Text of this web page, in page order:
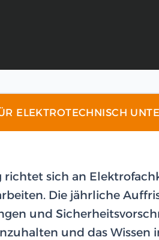
ELEKTROTECHNISCH
richtet sich an
Die jährliche
und
und das Wissen